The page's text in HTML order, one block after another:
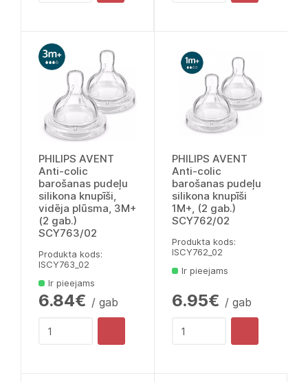
PHILIPS AVENT
Anti-colic
barošanas pudeļu
silikona knupīši,
vidēja plūsma, 3M+
(2 gab.)
SCY763/02
Produkta kods:
lSCY763_02
Ir pieejams
6.84€ / gab
PHILIPS AVENT
Anti-colic
barošanas pudeļu
silikona knupīši
1M+, (2 gab.)
SCY762/02
Produkta kods:
lSCY762_02
Ir pieejams
6.95€ / gab